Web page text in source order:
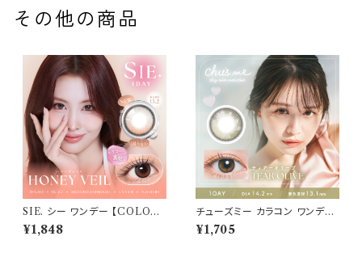
その他の商品
SIE. シー ワンデー 【COLOR：
ハニーヴェール】 1箱10枚入 シ
リコーン 回らない水光レンズ M
¥1,848
チューズミー カラコン ワンデー
【COLOR：ティアーオリーブ】新
色 ハーフ系 モテ 盛れ 水光レン
¥1,705